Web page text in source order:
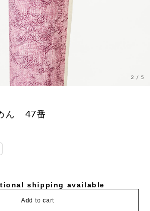
3 /5
ん 47番
shipping available
Add to cart